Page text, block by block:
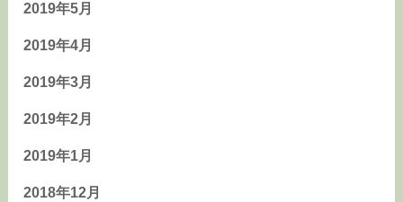
2019年5月
2019年4月
2019年3月
2019年2月
2019年1月
2018年12月